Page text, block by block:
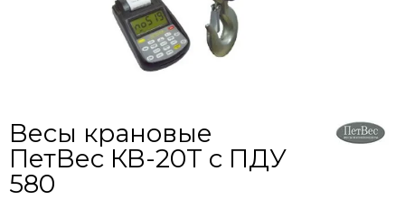
Весы крановые
ПетВес КВ-20Т с ПДУ
580